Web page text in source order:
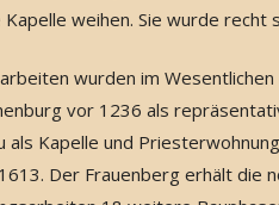
weihen. Sie wurde recht
wurden im
vor 1236 als
als Kapelle und
Der Frauenberg erhält die